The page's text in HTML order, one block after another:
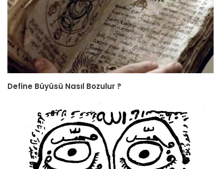
Define Büyüsü Nasıl Bozulur ?